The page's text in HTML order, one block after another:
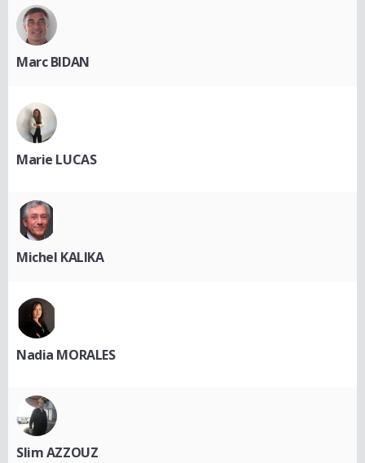
Marc BIDAN
Marie LUCAS
Michel KALIKA
Nadia MORALES
Slim AZZOUZ